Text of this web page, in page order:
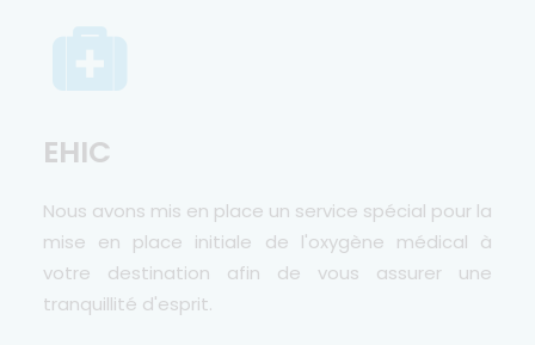
EHIC
Nous avons mis en place un service spécial pour la
mise en place initiale de l'oxygène médical à
votre destination afin de vous assurer une
tranquillité d'esprit.